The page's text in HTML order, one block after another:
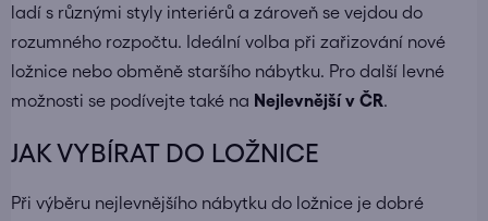
ladí s různými styly interiérů a zároveň se vejdou do
rozumného rozpočtu. Ideální volba při zařizování nové
ložnice nebo obměně staršího nábytku. Pro další levné
možnosti se podívejte také na Nejlevnější v ČR
JAK VYBÍRAT DO LOŽNICE
Při výběru nejlevnějšího nábytku do ložnice je dobré